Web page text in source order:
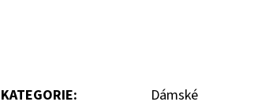
KATEGORIE: Dámské